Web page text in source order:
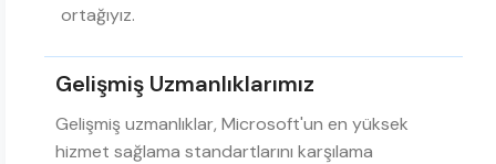
ortağıyız.
Gelişmiş Uzmanlıklarımız
Gelişmiş uzmanlıklar, Microsoft'un en yüksek
hizmet sağlama standartlarını karşılama